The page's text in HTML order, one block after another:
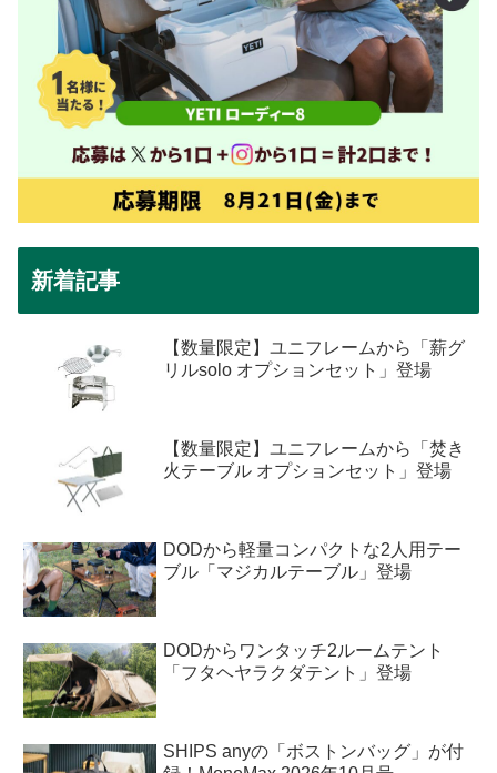
新着記事
【数量限定】ユニフレームから「薪グ
リルsolo オプションセット」登場
【数量限定】ユニフレームから「焚き
火テーブル オプションセット」登場
DODから軽量コンパクトな2人用テー
ブル「マジカルテーブル」登場
DODからワンタッチ2ルームテント
「フタヘヤラクダテント」登場
SHIPS anyの「ボストンバッグ」が付